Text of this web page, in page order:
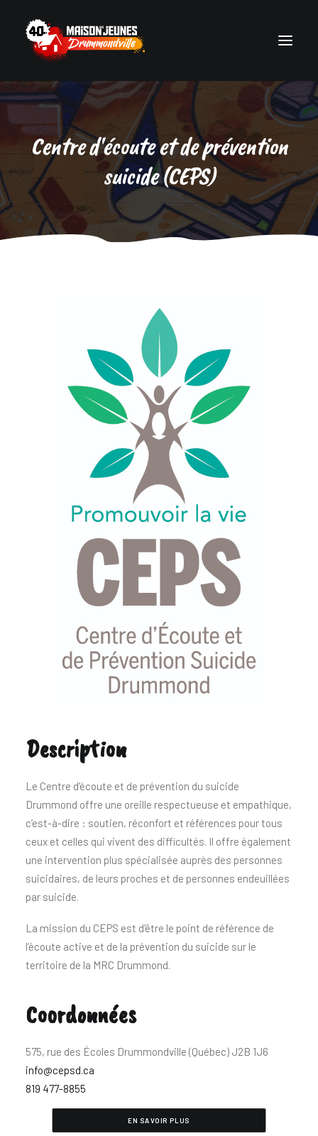
Milieux de vie
Photos
Événements
Actualités
Centre d'écoute et de prévention
suicide (CEPS)
Description
Le Centre d’écoute et de prévention du suicide
Drummond offre une oreille respectueuse et empathique,
c’est-à-dire : soutien, réconfort et références pour tous
ceux et celles qui vivent des difficultés. Il offre également
une intervention plus spécialisée auprès des personnes
suicidaires, de leurs proches et de personnes endeuillées
par suicide.
La mission du CEPS est d’être le point de référence de
l’écoute active et de la prévention du suicide sur le
territoire de la MRC Drummond.
Coordonnées
575, rue des Écoles Drummondville (Québec) J2B 1J6
info@cepsd.ca
819 477-8855
EN SAVOIR PLUS